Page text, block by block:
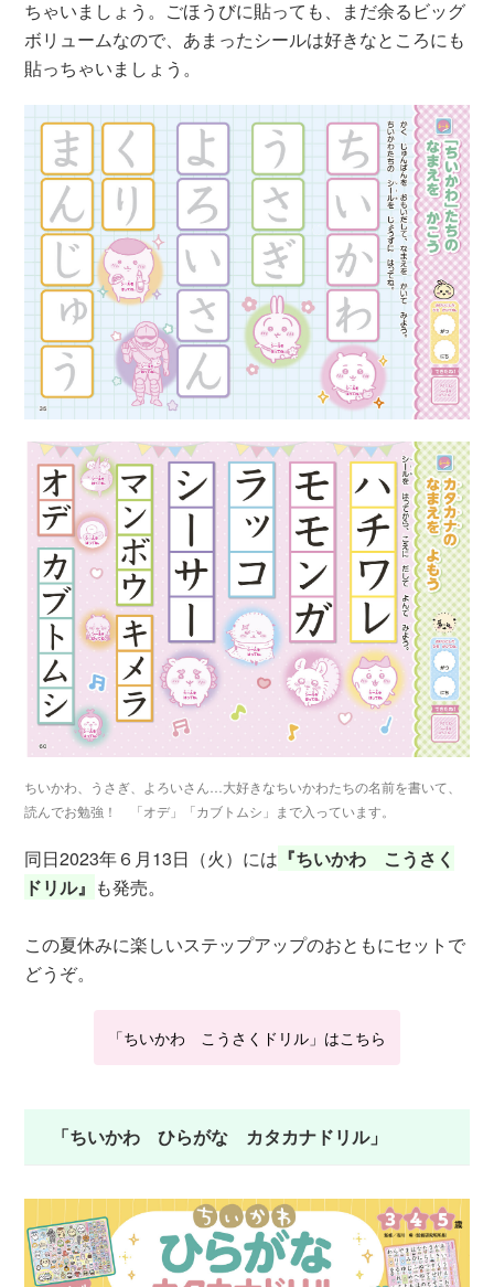
ちゃいましょう。ごほうびに貼っても、まだ余るビッグ
ボリュームなので、あまったシールは好きなところにも
貼っちゃいましょう。
ちいかわ、うさぎ、よろいさん…大好きなちいかわたちの名前を書いて、
読んでお勉強！ 「オデ」「カブトムシ」まで入っています。
同日2023年６月13日（火）には 『ちいかわ こうさく
ドリル』 も発売。
この夏休みに楽しいステップアップのおともにセットで
どうぞ。
「ちいかわ こうさくドリル」はこちら
「ちいかわ ひらがな カタカナドリル」